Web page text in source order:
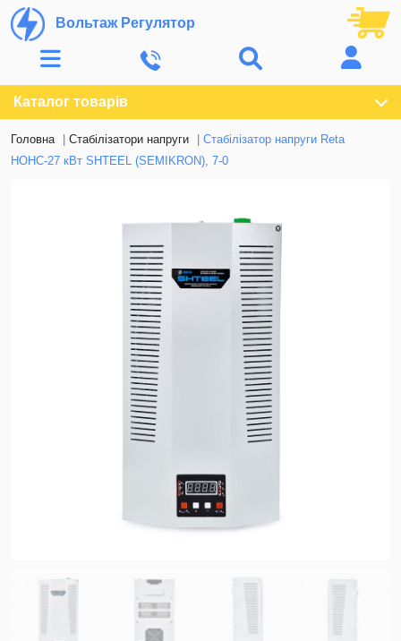
Вольтаж Регулятор
Каталог товарів
Головна Стабілізатори напруги
Стабілізатор напруги Reta
НОНС-27 кВт SHTEEL (SEMIKRON), 7-0